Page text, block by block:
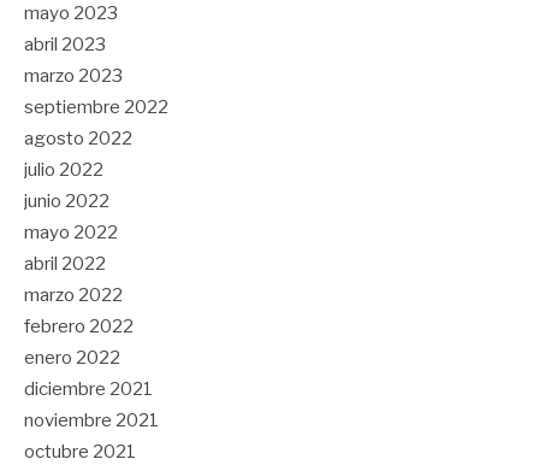
mayo 2023
abril 2023
marzo 2023
septiembre 2022
agosto 2022
julio 2022
junio 2022
mayo 2022
abril 2022
marzo 2022
febrero 2022
enero 2022
diciembre 2021
noviembre 2021
octubre 2021